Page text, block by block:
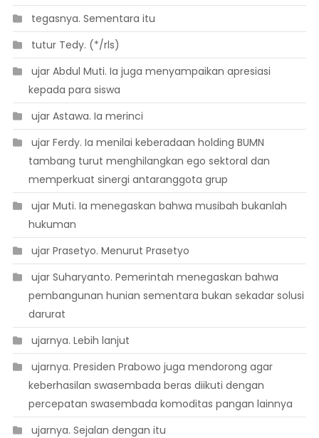
 tegasnya. Sementara itu
 tutur Tedy. (*/rls)
 ujar Abdul Muti. Ia juga menyampaikan apresiasi
kepada para siswa
 ujar Astawa. Ia merinci
 ujar Ferdy. Ia menilai keberadaan holding BUMN
tambang turut menghilangkan ego sektoral dan
memperkuat sinergi antaranggota grup
 ujar Muti. Ia menegaskan bahwa musibah bukanlah
hukuman
 ujar Prasetyo. Menurut Prasetyo
 ujar Suharyanto. Pemerintah menegaskan bahwa
pembangunan hunian sementara bukan sekadar solusi
darurat
 ujarnya. Lebih lanjut
 ujarnya. Presiden Prabowo juga mendorong agar
keberhasilan swasembada beras diikuti dengan
percepatan swasembada komoditas pangan lainnya
 ujarnya. Sejalan dengan itu